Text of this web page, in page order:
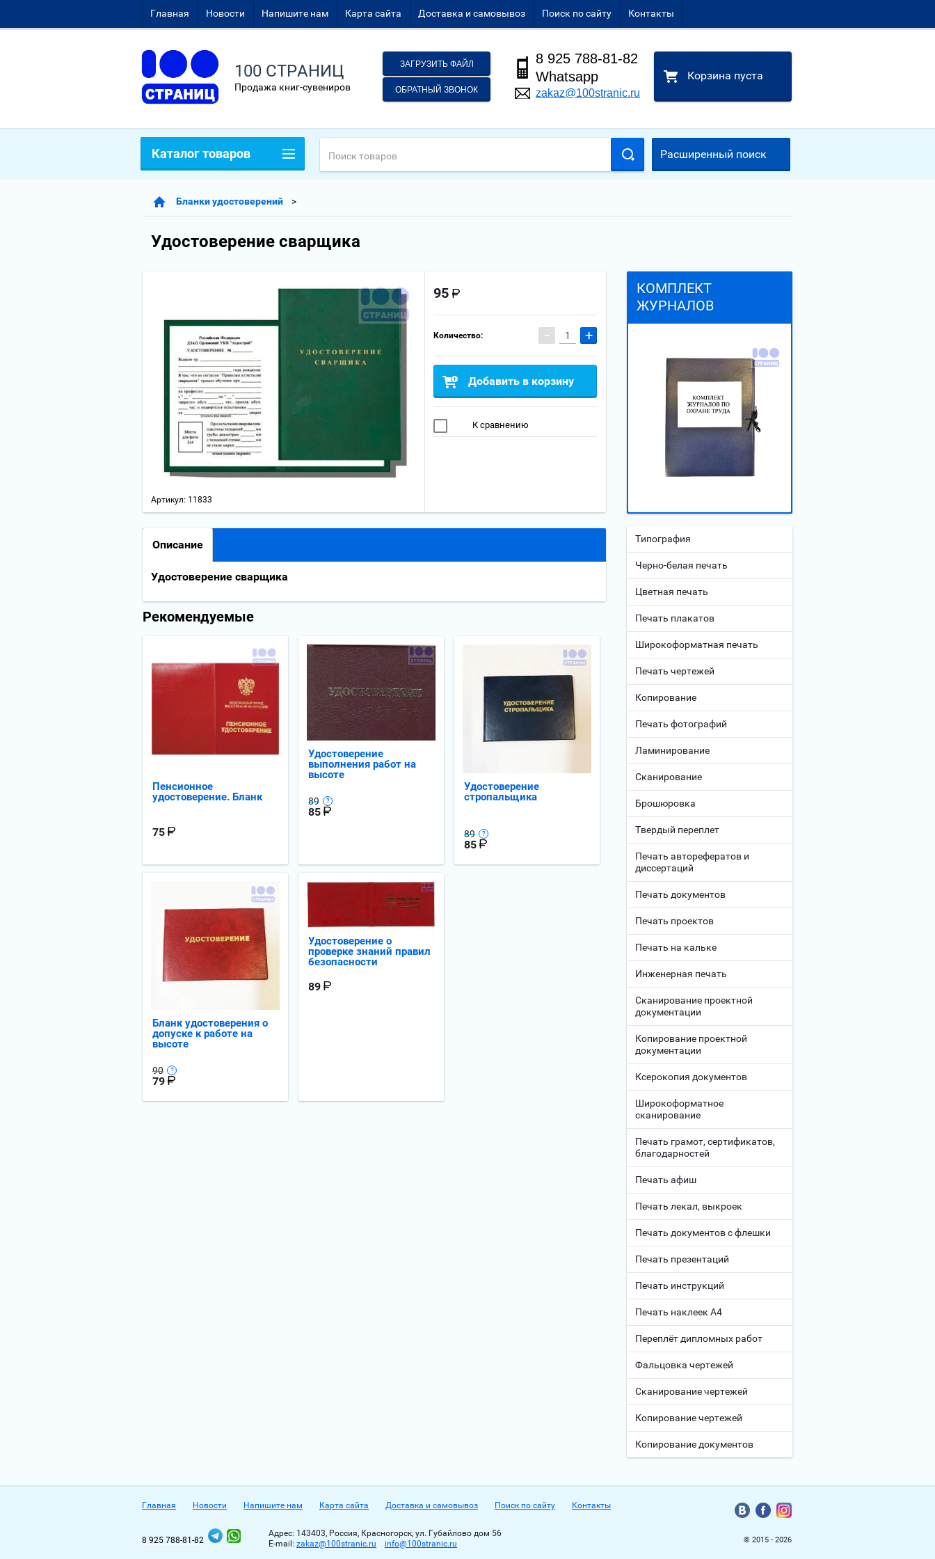
Главная Новости Напишите нам Карта сайта Доставка и самовывоз Поиск по сайту Контакты
100 СТРАНИЦ
Продажа книг-сувениров
ЗАГРУЗИТЬ ФАЙЛ
ОБРАТНЫЙ ЗВОНОК
8 925 788-81-82
Whatsapp
zakaz@100stranic.ru
Корзина пуста
Расширенный поиск
Бланки удостоверений
Удостоверение сварщика
Артикул: 11833
95
Количество: − +
Добавить в корзину
К сравнению
Описание
Удостоверение сварщика
Рекомендуемые
Пенсионное
удостоверение. Бланк
75
Удостоверение
выполнения работ на
высоте
89
85
Удостоверение
стропальщика
89
85
Бланк удостоверения о
допуске к работе на
высоте
90
79
Удостоверение о
проверке знаний правил
безопасности
89
Каталог товаров
КОМПЛЕКТ
ЖУРНАЛОВ
Типография
Черно-белая печать
Цветная печать
Печать плакатов
Широкоформатная печать
Печать чертежей
Копирование
Печать фотографий
Ламинирование
Сканирование
Брошюровка
Твердый переплет
Печать авторефератов и
диссертаций
Печать документов
Печать проектов
Печать на кальке
Инженерная печать
Сканирование проектной
документации
Копирование проектной
документации
Ксерокопия документов
Широкоформатное
сканирование
Печать грамот, сертификатов,
благодарностей
Печать афиш
Печать лекал, выкроек
Печать документов с флешки
Печать презентаций
Печать инструкций
Печать наклеек А4
Переплёт дипломных работ
Фальцовка чертежей
Сканирование чертежей
Копирование чертежей
Копирование документов
Главная Новости Напишите нам Карта сайта Доставка и самовывоз Поиск по сайту Контакты
8 925 788-81-82
Адрес: 143403, Россия, Красногорск, ул. Губайлово дом 56
Е-mail: zakaz@100stranic.ru info@100stranic.ru © 2015 - 2026